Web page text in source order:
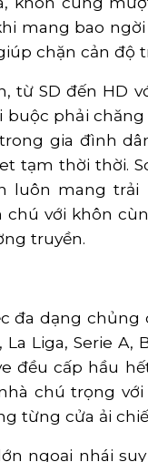
mang bao
chặn cản độ
từ SD đến
buộc phải
gia đình
thời thời.
luôn mang
với khôn
truyền.
đa dạng
Liga, Serie A,
đều cấp hầu
chú trọng với
từng cửa ải
ngoại nhái